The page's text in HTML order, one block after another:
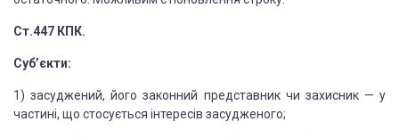
Ст.447 КПК.
Суб’єкти:
1 ) засуджений, його законний представник чи захисник — у
частині, що стосується інтересів засудженого;